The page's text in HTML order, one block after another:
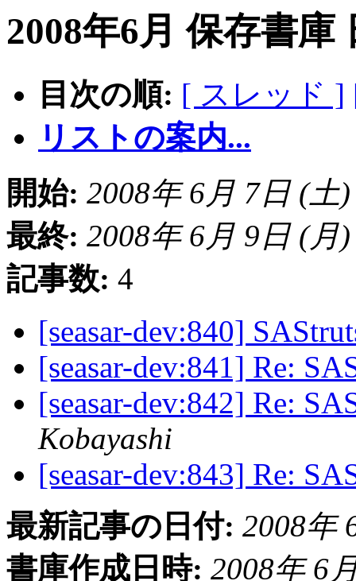
2008年6月 保存書庫
目次の順: [ スレッド ]
リストの案内...
開始: 2008年 6月 7日 (土
最終: 2008年 6月 9日 (月
記事数: 4
[seasar-dev:840]
[seasar-dev:841] Re:
[seasar-dev:842] Re:
Kobayashi
[seasar-dev:843] Re:
最新記事の日付: 2008年
書庫作成日時: 2008年 6